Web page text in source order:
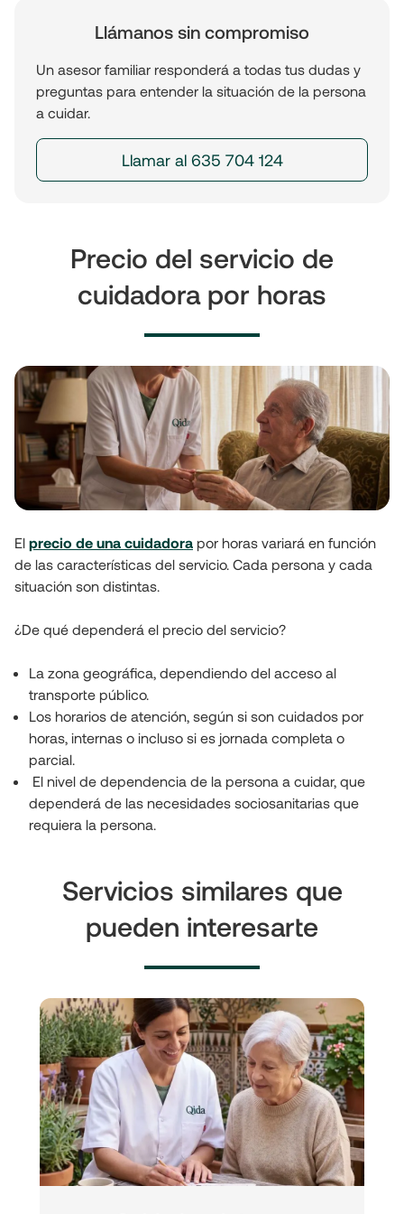
Llámanos sin compromiso
Un asesor familiar responderá a todas tus dudas y
preguntas para entender la situación de la persona
a cuidar.
Llamar al 635 704 124
Precio del servicio de
cuidadora por horas
El precio de una cuidadora por horas variará en función
de las características del servicio. Cada persona y cada
situación son distintas.
¿De qué dependerá el precio del servicio?
La zona geográfica, dependiendo del acceso al
transporte público.
Los horarios de atención, según si son cuidados por
horas, internas o incluso si es jornada completa o
parcial.
El nivel de dependencia de la persona a cuidar, que
dependerá de las necesidades sociosanitarias que
requiera la persona.
Servicios similares que
pueden interesarte